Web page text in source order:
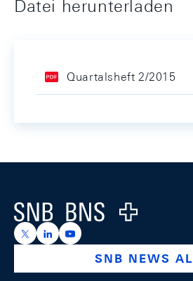
Datei herunterladen
Quartalsheft 2/2015
Logo
https://x.com/snb_bns
https://ch.linkedin.com/
https://
SNB NEWS